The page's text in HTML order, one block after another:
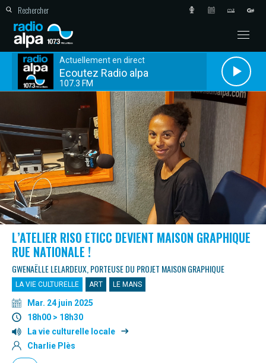
Actuellement en direct
Ecoutez Radio alpa
107.3 FM
L’ATELIER RISO ETICC DEVIENT MAISON GRAPHIQUE
RUE NATIONALE !
GWENAËLLE LELARDEUX, PORTEUSE DU PROJET MAISON GRAPHIQUE
LA VIE CULTURELLE ART LE MANS
Mar. 24 juin 2025
18h00 > 18h30
La vie culturelle locale
Charlie Plès